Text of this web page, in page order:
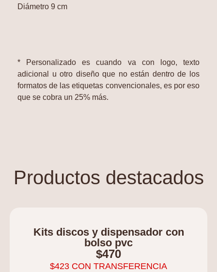
Diámetro 9 cm
* Personalizado es cuando va con logo, texto
adicional u otro diseño que no están dentro de los
formatos de las etiquetas convencionales, es por eso
que se cobra un 25% más.
Productos destacados
Kits discos y dispensador con
bolso pvc
$470
$423 CON TRANSFERENCIA